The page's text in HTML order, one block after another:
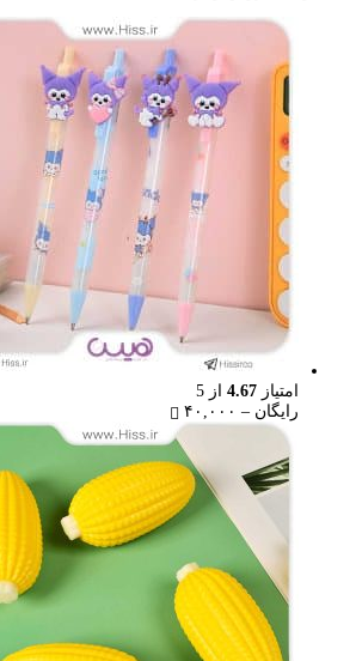
امتیاز 4.67 از 5
رایگان – ۴۰,۰۰۰
range:
رایگان
through
۴۰,۰۰۰ تومان